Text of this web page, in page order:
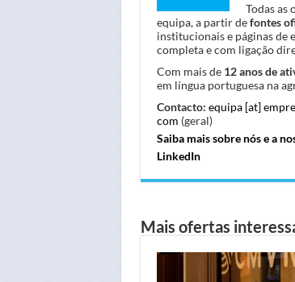
Todas as
equipa, a partir defontes
institucionais e páginas de
completa e com ligação
Com mais de 12 anos de
em língua portuguesa na
Contacto: equipa [at]
com (geral)
Saiba mais sobre nós e a
LinkedIn
Mais ofertas